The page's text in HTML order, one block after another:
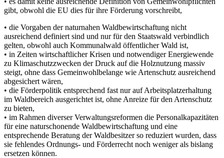
gibt, obwohl die EU dies für ihre Förderung vorschreibt,
• die Vorgaben der naturnahen Waldbewirtschaftung nicht
ausreichend definiert sind und nur für den Staatswald verbindlich
gelten, obwohl auch Kommunalwald öffentlicher Wald ist,
• in Zeiten wirtschaftlicher Krisen und notwendiger Energiewende
zu Klimaschutzzwecken der Druck auf die Holznutzung massiv
steigt, ohne dass Gemeinwohlbelange wie Artenschutz ausreichend
abgesichert wären,
• die Förderpolitik entsprechend fast nur auf Arbeitsplatzerhaltung
im Waldbereich ausgerichtet ist, ohne Anreize für den Artenschutz
zu bieten,
• im Rahmen diverser Verwaltungsreformen die Personalkapazitäten
für eine naturschonende Waldbewirtschaftung und eine
entsprechende Beratung der Waldbesitzer so reduziert wurden, dass
sie fehlendes Ordnungs- und Förderrecht noch weniger als bislang
ersetzen können.